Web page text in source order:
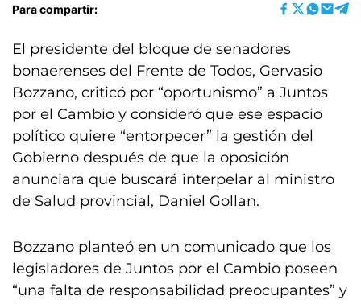
Para compartir:
El presidente del bloque de senadores
bonaerenses del Frente de Todos, Gervasio
Bozzano, criticó por “oportunismo” a Juntos
por el Cambio y consideró que ese espacio
político quiere “entorpecer” la gestión del
Gobierno después de que la oposición
anunciara que buscará interpelar al ministro
de Salud provincial, Daniel Gollan.
Bozzano planteó en un comunicado que los
legisladores de Juntos por el Cambio poseen
“una falta de responsabilidad preocupantes” y